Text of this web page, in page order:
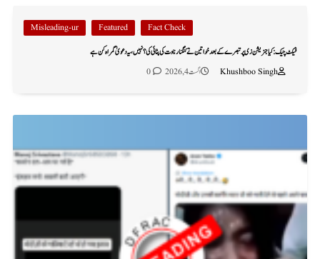
Fact Check
Featured
Misleading-ur
فیکٹ چیک: کیا جنریشن زی پر تبصرے کے بعد خواتین نے کنگنا رناوت کی پٹائی کی؟ نہیں، یہ دعویٰ گمراہ کن ہے
Khushboo Singh
اگست 4, 2026 0